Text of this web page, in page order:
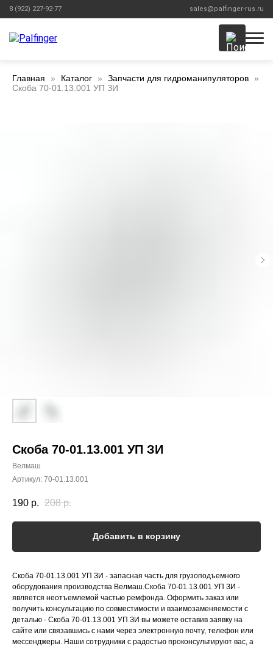
8 (922) 227-92-77 sales@palfinger-rus.ru
Главная Каталог
Запчасти для гидроманипуляторов
Скоба 70-01.13.001 УП ЗИ
Скоба 70-01.13.001 УП ЗИ
Велмаш
Артикул: 70-01.13.001
190 р. 208 р.
Добавить в корзину
Скоба 70-01.13.001 УП ЗИ - запасная часть для грузоподъемного
оборудования производства Велмаш.Скоба 70-01.13.001 УП ЗИ -
является неотъемлемой частью ремфонда. Оформить заказ или
получить консультацию по совместимости и взаимозаменяемости с
деталью - Скоба 70-01.13.001 УП ЗИ вы можете оставив заявку на
сайте или связавшись с нами через электронную почту, телефон или
мессенджеры. Наши сотрудники с радостью проконсультируют вас, а